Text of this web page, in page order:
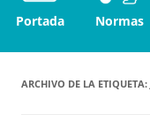
Portada Normas
ARCHIVO DE LA ETIQUETA: